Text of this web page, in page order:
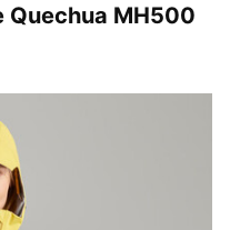
Quechua MH500